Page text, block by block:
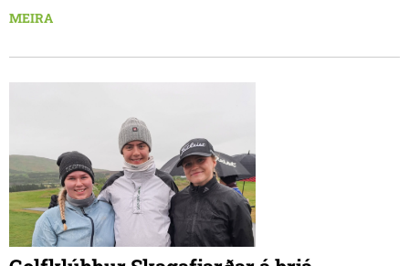
Frímúrarasalnum Borgarmýri 1 á Sauðarkróki, laugardaginn
nauðsynleg.
MEIRA